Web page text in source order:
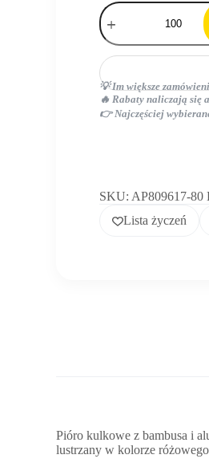
ilość
pióro
kulkowe
💡 Im większe
🔥 Rabaty naliczają się
👉 Najczęściej
SKU: AP809617-80
Lista życzeń
Pióro kulkowe z bambusa i
lustrzany w kolorze